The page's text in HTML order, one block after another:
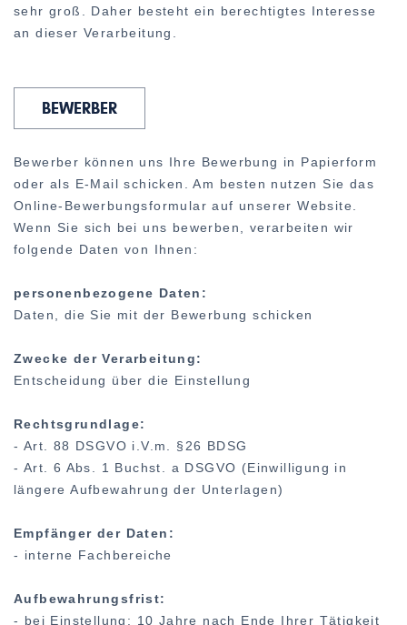
sehr groß. Daher besteht ein berechtigtes Interesse
an dieser Verarbeitung.
BEWERBER
Bewerber können uns Ihre Bewerbung in Papierform
oder als E-Mail schicken. Am besten nutzen Sie das
Online-Bewerbungsformular auf unserer Website.
Wenn Sie sich bei uns bewerben, verarbeiten wir
folgende Daten von Ihnen:
personenbezogene Daten:
Daten, die Sie mit der Bewerbung schicken
Zwecke der Verarbeitung:
Entscheidung über die Einstellung
Rechtsgrundlage:
- Art. 88 DSGVO i.V.m. §26 BDSG
- Art. 6 Abs. 1 Buchst. a DSGVO (Einwilligung in
längere Aufbewahrung der Unterlagen)
Empfänger der Daten:
- interne Fachbereiche
Aufbewahrungsfrist:
- bei Einstellung: 10 Jahre nach Ende Ihrer Tätigkeit